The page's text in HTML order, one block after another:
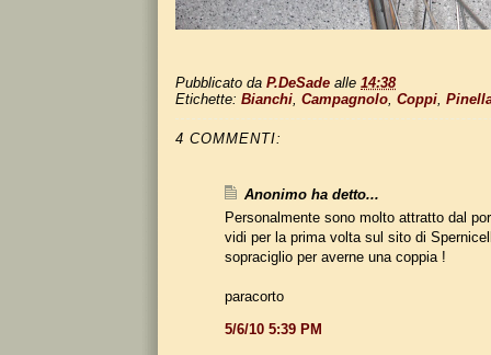
Pubblicato da P.DeSade alle 14:38
Etichette: Bianchi Campagnolo Coppi
4 COMMENTI:
Anonimo ha detto...
Personalmente sono molto attratto dal
vidi per la prima volta sul sito di
sopraciglio per averne una coppia !
paracorto
5/6/10 5:39 PM